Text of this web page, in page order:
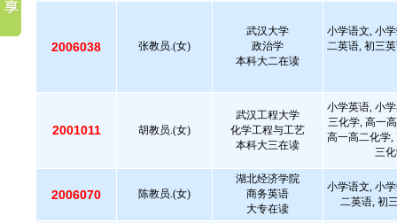
2006038 张教员.(女)
武汉大学
政治学
本科大二在读
小学语文, 小
二英语, 初三
2001011 胡教员.(女)
武汉工程大学
化学工程与工艺
本科大三在读
小学英语, 小
三化学, 高一
高一高二化学,
三
2006070 陈教员.(女)
湖北经济学院
商务英语
大专在读
小学语文, 小
二英语, 初